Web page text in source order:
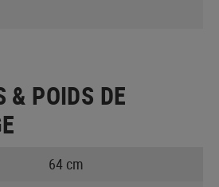
& POIDS DE
64 cm